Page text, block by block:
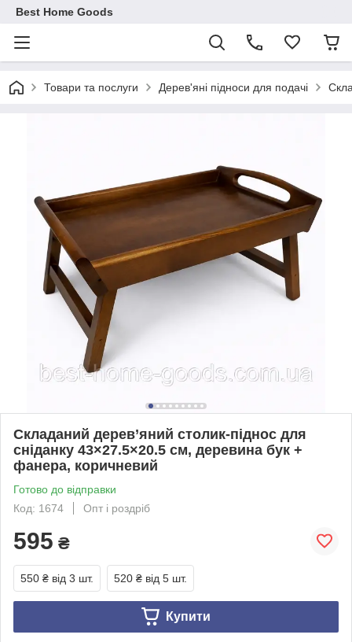
Best Home Goods
Товари та послуги Дерев'яні підноси для подачі
Складаний дерев’яний столик-піднос для
сніданку 43×27.5×20.5 см, деревина бук +
фанера, коричневий
Готово до відправки
Код: 1674
Опт і роздріб
595 ₴
550 ₴ від 3 шт. 520 ₴ від 5 шт.
Купити